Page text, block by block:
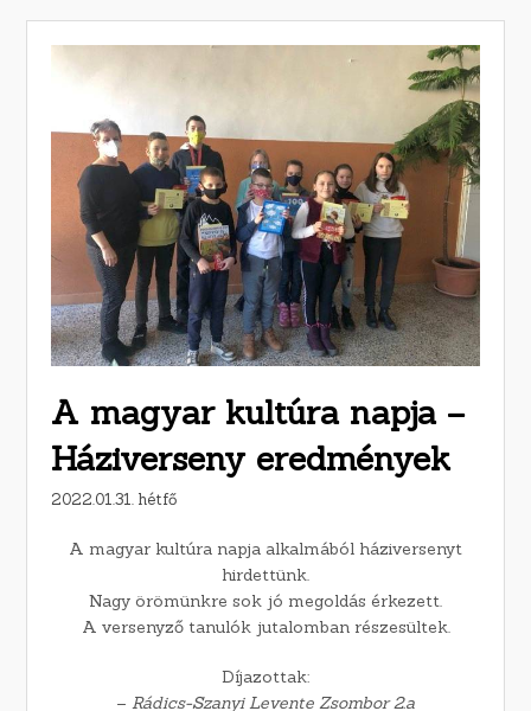
A magyar kultúra napja –
Háziverseny eredmények
2022.01.31. hétfő
A magyar kultúra napja alkalmából háziversenyt
hirdettünk.
Nagy örömünkre sok jó megoldás érkezett.
A versenyző tanulók jutalomban részesültek.
Díjazottak:
– Rádics-Szanyi Levente Zsombor 2.a